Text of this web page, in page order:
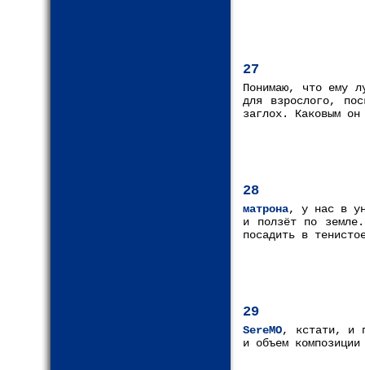
27
Понимаю, что ему
для взрослого,
заглох. Каковым
28
матрона, у нас в
и ползёт по
посадить в
29
SereMO, кстати, и
и объем